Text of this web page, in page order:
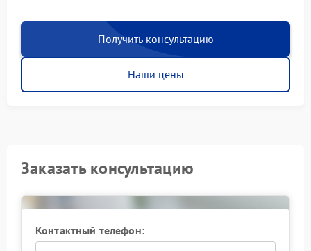
Получить консультацию
Наши цены
Заказать консультацию
Контактный телефон: